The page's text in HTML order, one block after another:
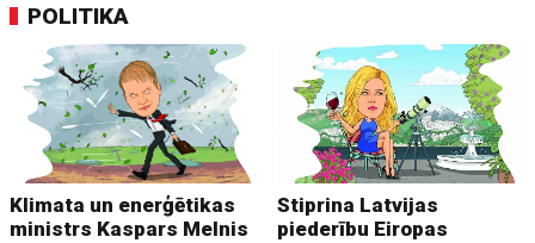
POLITIKA
Klimata un enerģētikas
ministrs Kaspars Melnis
Stiprina Latvijas
piederību Eiropas